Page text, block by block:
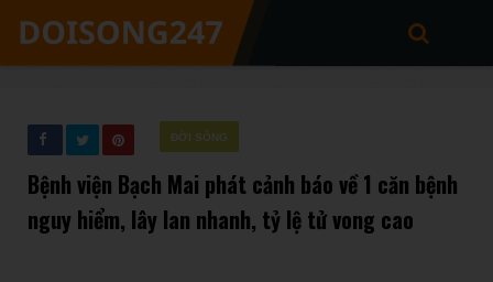
ĐỜI SỐNG
Bệnh viện Bạch Mai phát cảnh báo về 1 căn bệnh
nguy hiểm, lây lan nhanh, tỷ lệ tử vong cao